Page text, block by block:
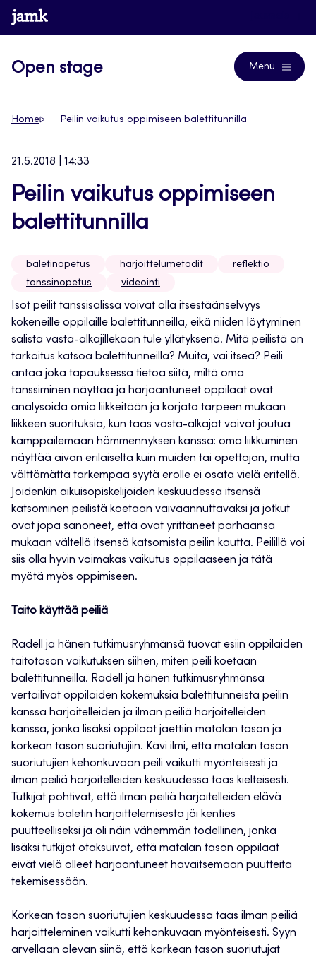
Siirry
suoraan
www.jamk.fi
Open stage Menu
Home Peilin vaikutus oppimiseen balettitunnilla
21.5.2018 | 14:33
Peilin vaikutus oppimiseen
balettitunnilla
baletinopetus harjoittelumetodit
reflektio
tanssinopetus
videointi
Isot peilit tanssisalissa voivat olla itsestäänselvyys
kokeneille oppilaille balettitunneilla, eikä niiden löytyminen
salista vasta-alkajillekaan tule yllätyksenä. Mitä peilistä on
tarkoitus katsoa balettitunneilla? Muita, vai itseä? Peili
antaa joka tapauksessa tietoa siitä, miltä oma
tanssiminen näyttää ja harjaantuneet oppilaat ovat
analysoida omia liikkeitään ja korjata tarpeen mukaan
liikkeen suorituksia, kun taas vasta-alkajat voivat joutua
kamppailemaan hämmennyksen kanssa: oma liikkuminen
näyttää aivan erilaiselta kuin muiden tai opettajan, mutta
välttämättä tarkempaa syytä erolle ei osata vielä eritellä.
Joidenkin aikuisopiskelijoiden keskuudessa itsensä
katsominen peilistä koetaan vaivaannuttavaksi ja jotkut
ovat jopa sanoneet, että ovat yrittäneet parhaansa
mukaan vältellä itsensä katsomista peilin kautta. Peilillä voi
siis olla hyvin voimakas vaikutus oppilaaseen ja tätä
myötä myös oppimiseen.
Taito käyttää peiliä
Radell ja hänen tutkimusryhmänsä tuovat esiin oppilaiden
taitotason vaikutuksen siihen, miten peili koetaan
balettitunneilla. Radell ja hänen tutkimusryhmänsä
vertailivat oppilaiden kokemuksia balettitunneista peilin
kanssa harjoitelleiden ja ilman peiliä harjoitelleiden
kanssa, jonka lisäksi oppilaat jaettiin matalan tason ja
korkean tason suoriutujiin. Kävi ilmi, että matalan tason
suoriutujien kehonkuvaan peili vaikutti myönteisesti ja
ilman peiliä harjoitelleiden keskuudessa taas kielteisesti.
Tutkijat pohtivat, että ilman peiliä harjoitelleiden elävä
kokemus baletin harjoittelemisesta jäi kenties
puutteelliseksi ja oli näin vähemmän todellinen, jonka
lisäksi tutkijat otaksuivat, että matalan tason oppilaat
eivät vielä olleet harjaantuneet havaitsemaan puutteita
tekemisessään.
Korkean tason suoriutujien keskuudessa taas ilman peiliä
harjoitteleminen vaikutti kehonkuvaan myönteisesti. Syyn
arvellaan olevan siinä, että korkean tason suoriutujat